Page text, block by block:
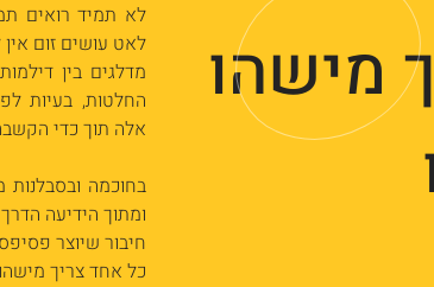
לא תמיד רואים
לאט עושים זום
מדלגים בין
החלטות, בעיות
אלה תוך כדי
בחוכמה
ומתוך הידיעה
חיבור שיוצר
כל אחד צריך
מישהו